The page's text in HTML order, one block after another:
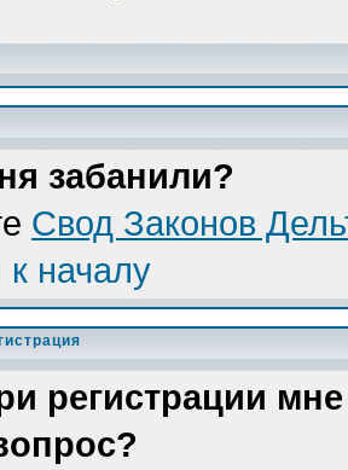
забанили?
Свод Законов
к началу
регистрации